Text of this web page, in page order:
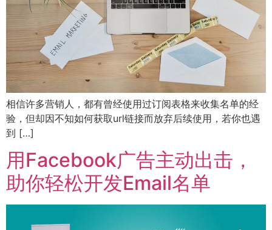
相信许多营销人，都有曾经使用过订阅表格来收集名单的经
验，但却因不知如何获取url链接而放弃后续使用，若你也遇
到 […]
用Facebook广告主动出击，
助你轻松开发Email名单